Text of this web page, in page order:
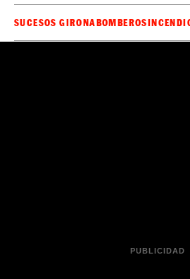
SUCESOS GIRONABOMBEROS